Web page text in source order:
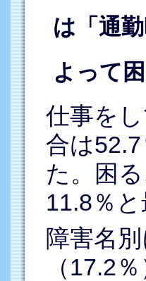
は「通
よって
仕事を
合は
た。困
11.8％と
障害名
（17.2